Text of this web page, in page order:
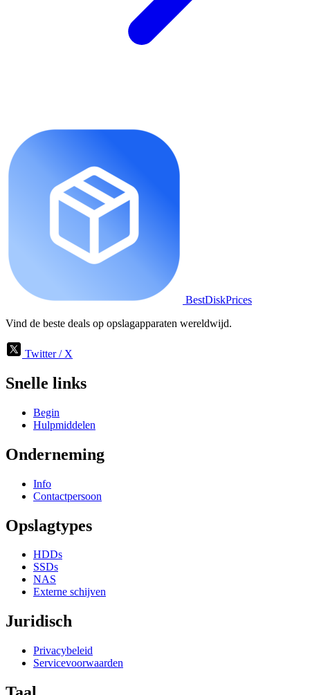
BestDiskPrices
Vind de beste deals op opslagapparaten wereldwijd.
Twitter / X
Snelle links
Begin
Hulpmiddelen
Onderneming
Info
Contactpersoon
Opslagtypes
HDDs
SSDs
NAS
Externe schijven
Juridisch
Privacybeleid
Servicevoorwaarden